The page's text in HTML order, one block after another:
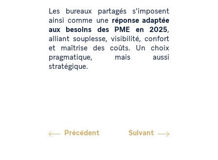
Les bureaux partagés s’imposent
ainsi comme une réponse adaptée
aux besoins des PME en 2025,
alliant souplesse, visibilité, confort
et maîtrise des coûts. Un choix
pragmatique, mais aussi
stratégique.
Précédent Suivant